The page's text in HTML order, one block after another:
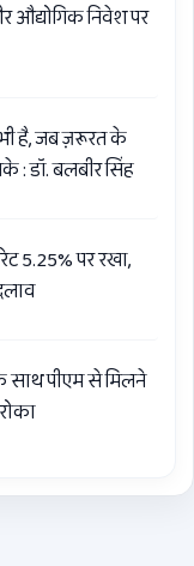
औद्योगिक निवेश पर
है, जब ज़रूरत के
: डॉ. बलबीर सिंह
5.25% पर रखा,
साथ पीएम से मिलने